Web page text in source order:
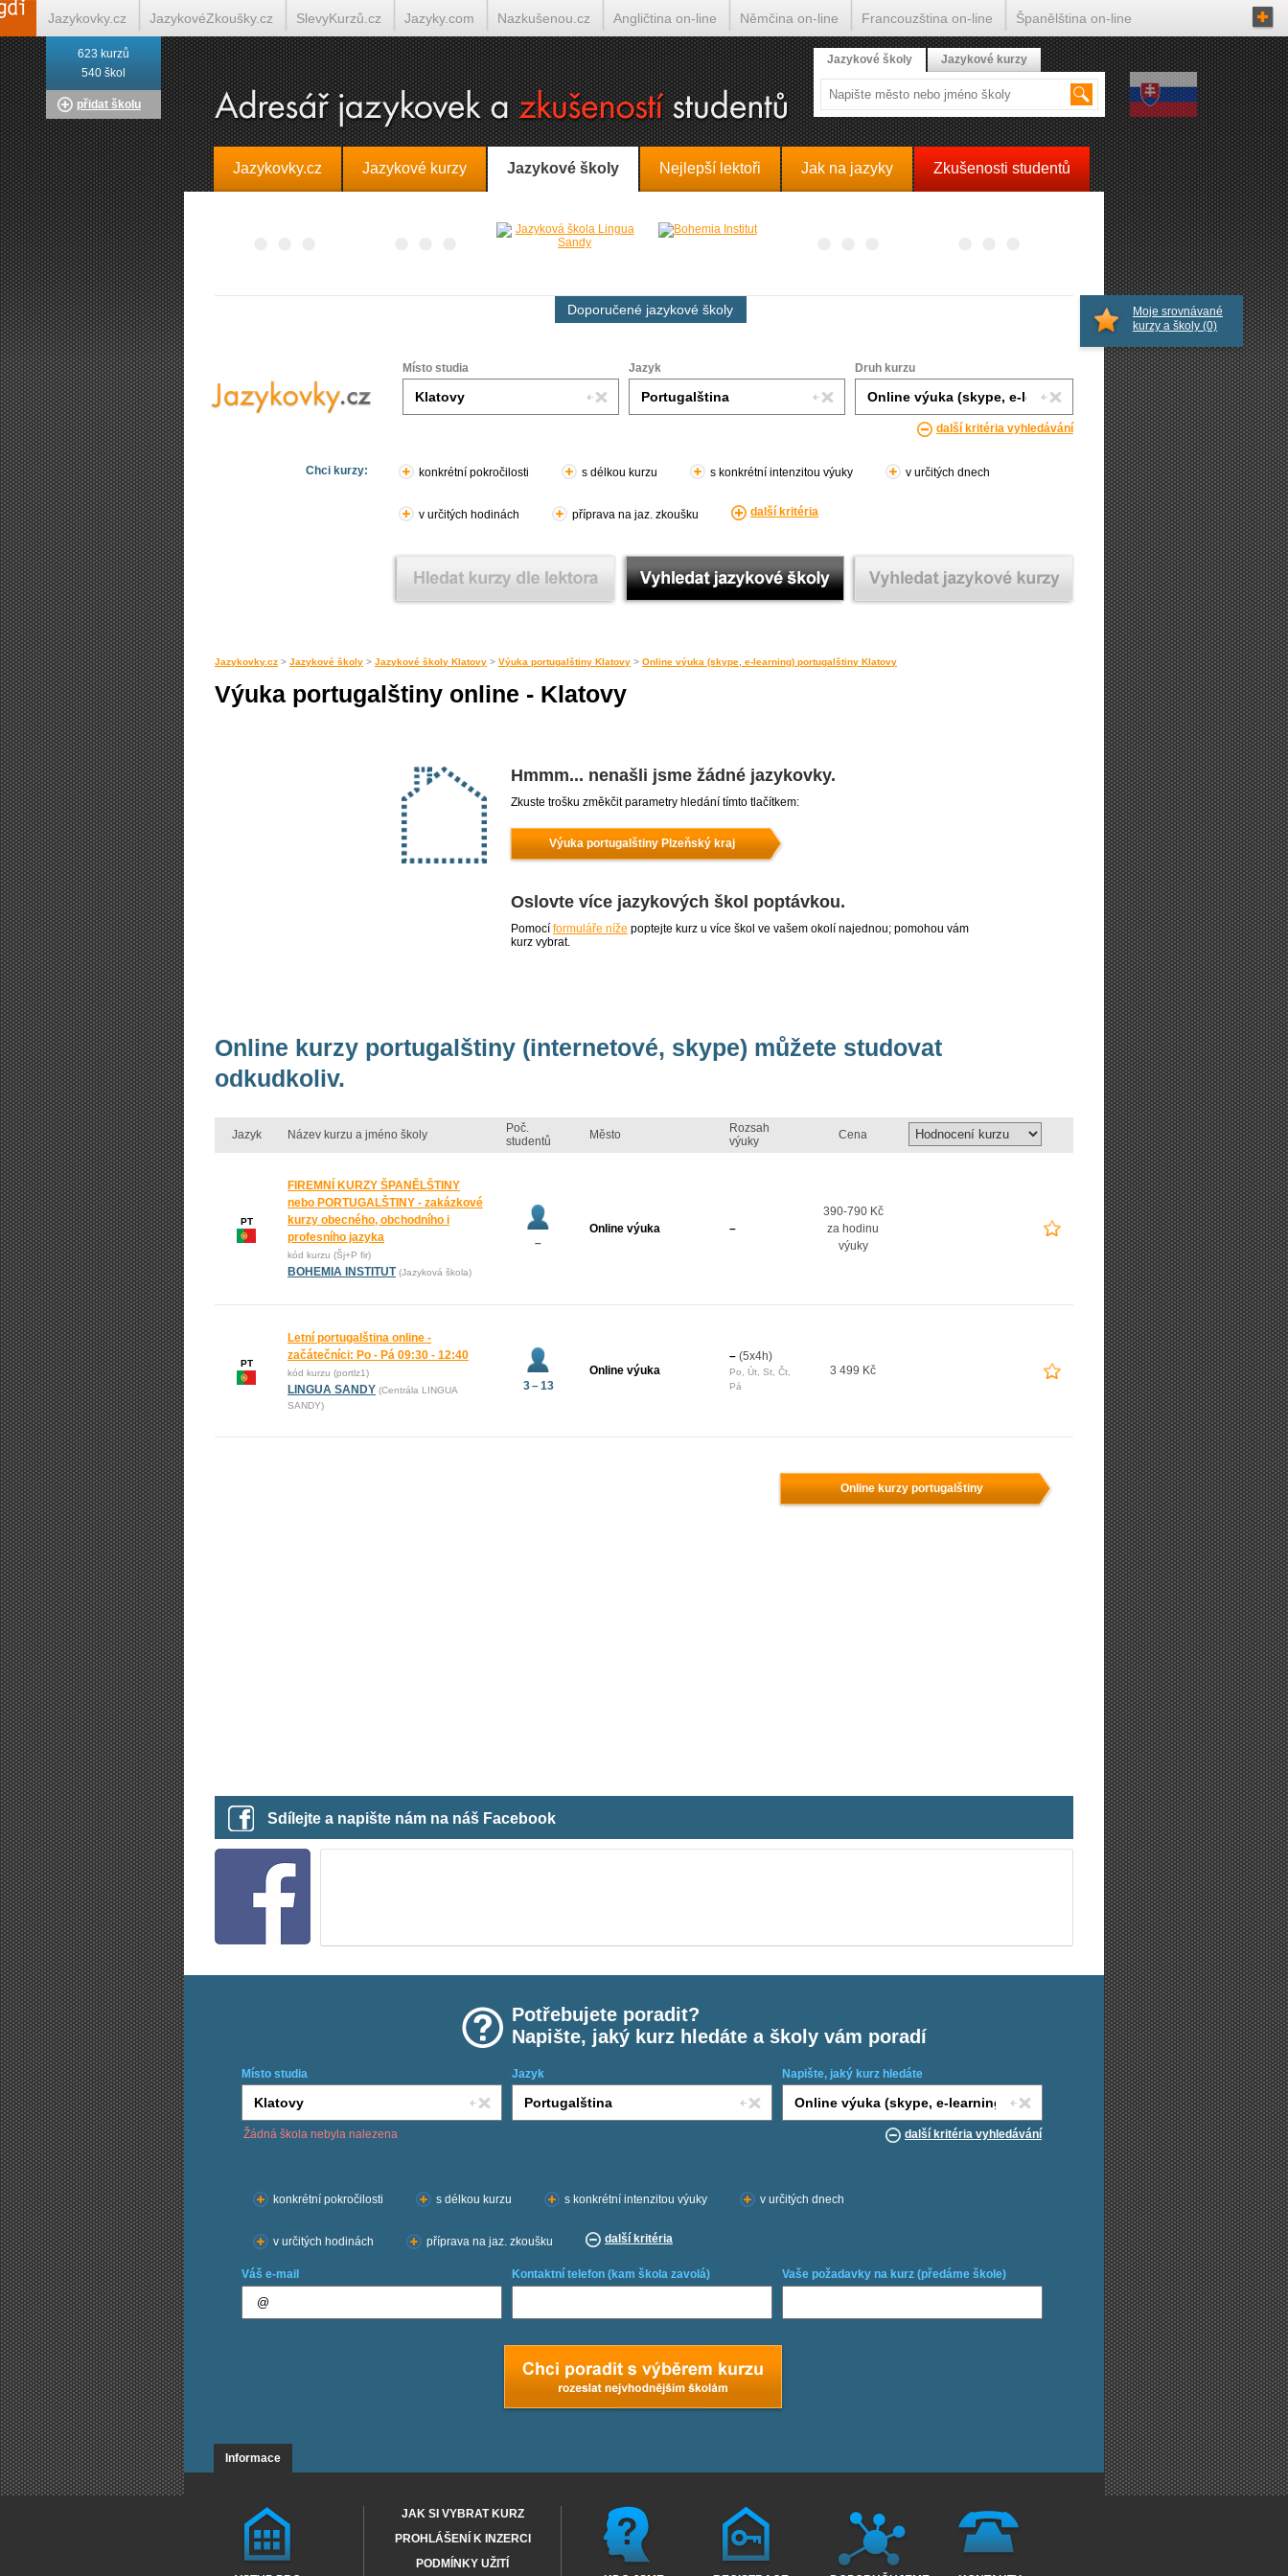
Jazykovky.cz Jazykové kurzy Jazykové školy Nejlepší lektoři Jak na jazyky Zkušenosti studentů
Doporučené jazykové školy
Místo studia Jazyk Druh kurzu
další kritéria vyhledávání
Chci kurzy: konkrétní pokročilosti s délkou kurzu s konkrétní intenzitou výuky v určitých dnech
v určitých hodinách příprava na jaz. zkoušku další kritéria
Jazykovky.cz > Jazykové školy > Jazykové školy Klatovy > Výuka portugalštiny Klatovy > Online výuka (skype, e-learning) portugalštiny Klatovy
Výuka portugalštiny online - Klatovy
Hmmm... nenašli jsme žádné jazykovky.
Zkuste trošku změkčit parametry hledání tímto tlačítkem:
Výuka portugalštiny Plzeňský kraj
Oslovte více jazykových škol poptávkou.
Pomocí formuláře níže poptejte kurz u více škol ve vašem okolí najednou; pomohou vám
kurz vybrat.
Online kurzy portugalštiny (internetové, skype) můžete studovat
odkudkoliv.
Jazyk Název kurzu a jméno školy
Poč.
studentů
Město
Rozsah
výuky
Cena
PT
FIREMNÍ KURZY ŠPANĚLŠTINY
nebo PORTUGALŠTINY - zakázkové
kurzy obecného, obchodního i
profesního jazyka
kód kurzu (Šj+P fir)
BOHEMIA INSTITUT (Jazyková škola)
–
Online výuka –
390-790 Kč
za hodinu
výuky
PT
Letní portugalština online -
začátečníci: Po - Pá 09:30 - 12:40
kód kurzu (portlz1)
LINGUA SANDY (Centrála LINGUA
SANDY)
3 – 13
Online výuka
– (5x4h)
Po, Út, St, Čt,
Pá
3 499 Kč
Online kurzy portugalštiny
Sdílejte a napište nám na náš Facebook
Potřebujete poradit?
Napište, jaký kurz hledáte a školy vám poradí
Místo studia Jazyk Napište, jaký kurz hledáte
Žádná škola nebyla nalezena další kritéria vyhledávání
konkrétní pokročilosti
s délkou kurzu s konkrétní intenzitou výuky v určitých dnech
v určitých hodinách příprava na jaz. zkoušku další kritéria
Váš e-mail Kontaktní telefon (kam škola zavolá) Vaše požadavky na kurz (předáme škole)
Moje srovnávané
kurzy a školy (0)
623 kurzů
540 škol
přidat školu
Jazykové školy Jazykové kurzy
Informace
JAK SI VYBRAT KURZ
PROHLÁŠENÍ K INZERCI
PODMÍNKY UŽITÍ
Jazykovky.cz JazykovéZkoušky.cz SlevyKurzů.cz Jazyky.com Nazkušenou.cz Angličtina on-line Němčina on-line Francouzština on-line Španělština on-line
Italština on-line Tlumočení-Překlady.cz Překládá.cz Tlumočí.cz